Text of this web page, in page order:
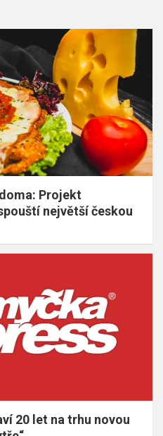
Projekt
největší českou
20 let na trhu novou